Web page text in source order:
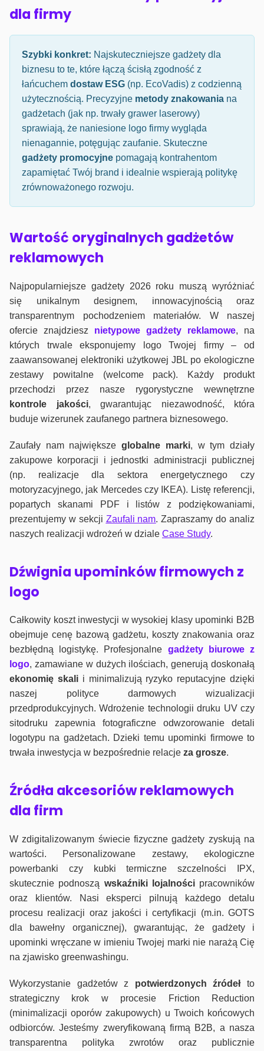
dla firmy
Szybki konkret: Najskuteczniejsze gadżety dla
biznesu to te, które łączą ścisłą zgodność z
łańcuchem dostaw ESG (np. EcoVadis) z codzienną
użytecznością. Precyzyjne metody znakowania na
gadżetach (jak np. trwały grawer laserowy)
sprawiają, że naniesione logo firmy wygląda
nienagannie, potęgując zaufanie. Skuteczne
gadżety promocyjne pomagają kontrahentom
zapamiętać Twój brand i idealnie wspierają politykę
zrównoważonego rozwoju.
Wartość oryginalnych gadżetów
reklamowych
Najpopularniejsze gadżety 2026 roku muszą wyróżniać
się unikalnym designem, innowacyjnością oraz
transparentnym pochodzeniem materiałów. W naszej
ofercie znajdziesz nietypowe gadżety reklamowe, na
których trwale eksponujemy logo Twojej firmy – od
zaawansowanej elektroniki użytkowej JBL po ekologiczne
zestawy powitalne (welcome pack). Każdy produkt
przechodzi przez nasze rygorystyczne wewnętrzne
kontrole jakości, gwarantując niezawodność, która
buduje wizerunek zaufanego partnera biznesowego.
Zaufały nam największeglobalne marki, w tym działy
zakupowe korporacji i jednostki administracji publicznej
(np. realizacje dla sektora energetycznego czy
motoryzacyjnego, jak Mercedes czy IKEA). Listę referencji,
popartych skanami PDF i listów z podziękowaniami,
prezentujemy w sekcji Zaufali nam. Zapraszamy do analiz
naszych realizacji wdrożeń w dziale Case Study.
Dźwignia upominków firmowych z
logo
Całkowity koszt inwestycji w wysokiej klasy upominki B2B
obejmuje cenę bazową gadżetu, koszty znakowania oraz
bezbłędną logistykę. Profesjonalne gadżety biurowe z
logo, zamawiane w dużych ilościach, generują doskonałą
ekonomię skalii minimalizują ryzyko reputacyjne dzięki
naszej polityce darmowych wizualizacji
przedprodukcyjnych. Wdrożenie technologii druku UV czy
sitodruku zapewnia fotograficzne odwzorowanie detali
logotypu na gadżetach. Dzieki temu upominki firmowe to
trwała inwestycja w bezpośrednie relacje za grosze.
Źródła akcesoriów reklamowych
dla firm
W zdigitalizowanym świecie fizyczne gadżety zyskują na
wartości. Personalizowane zestawy, ekologiczne
powerbanki czy kubki termiczne szczelności IPX,
skutecznie podnoszą wskaźniki lojalnościpracowników
oraz klientów. Nasi eksperci pilnują każdego detalu
procesu realizacji oraz jakości i certyfikacji (m.in. GOTS
dla bawełny organicznej), gwarantując, że gadżety i
upominki wręczane w imieniu Twojej marki nie narażą Cię
na zjawisko greenwashingu.
Wykorzystanie gadżetów z potwierdzonych źródełto
strategiczny krok w procesie Friction Reduction
(minimalizacji oporów zakupowych) u Twoich końcowych
odbiorców. Jesteśmy zweryfikowaną firmą B2B, a nasza
transparentna polityka zwrotów oraz publicznie